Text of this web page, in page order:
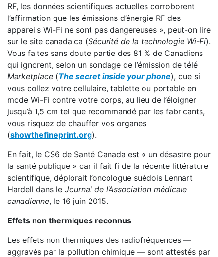
RF, les données scientifiques actuelles corroborent
l’affirmation que les émissions d’énergie RF des
appareils Wi-Fi ne sont pas dangereuses », peut-on lire
sur le site canada.ca (Sécurité de la technologie Wi-Fi).
Vous faites sans doute partie des 81 % de Canadiens
qui ignorent, selon un sondage de l’émission de télé
Marketplace (The secret inside your phone), que si
vous collez votre cellulaire, tablette ou portable en
mode Wi-Fi contre votre corps, au lieu de l’éloigner
jusqu’à 1,5 cm tel que recommandé par les fabricants,
vous risquez de chauffer vos organes
(showthefineprint.org).
En fait, le CS6 de Santé Canada est « un désastre pour
la santé publique » car il fait fi de la récente littérature
scientifique, déplorait l’oncologue suédois Lennart
Hardell dans le Journal de l’Association médicale
canadienne, le 16 juin 2015.
Effets non thermiques reconnus
Les effets non thermiques des radiofréquences —
aggravés par la pollution chimique — sont attestés par